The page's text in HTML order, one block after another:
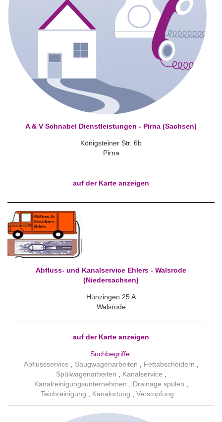
A & V Schnabel Dienstleistungen - Pirna (Sachsen)
Königsteiner Str. 6b
Pirna
auf der Karte anzeigen
Abfluss- und Kanalservice Ehlers - Walsrode
(Niedersachsen)
Hünzingen 25 A
Walsrode
auf der Karte anzeigen
Suchbegriffe:
Abflussservice
Saugwagenarbeiten
Fettabscheidern
Spülwagenarbeiten
Kanalservice
Kanalreinigungsunternehmen
Drainage spülen
Teichreinigung
Kanalortung Verstopfung